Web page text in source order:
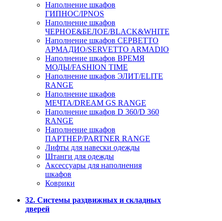
Наполнение шкафов
ГИПНОС/IPNOS
Наполнение шкафов
ЧЕРНОЕ&БЕЛОЕ/BLACK&WHITE
Наполнение шкафов СЕРВЕТТО
АРМАДИО/SERVETTO ARMADIO
Наполнение шкафов ВРЕМЯ
МОДЫ/FASHION TIME
Наполнение шкафов ЭЛИТ/ELITE
RANGE
Наполнение шкафов
МЕЧТА/DREAM GS RANGE
Наполнение шкафов D 360/D 360
RANGE
Наполнение шкафов
ПАРТНЕР/PARTNER RANGE
Лифты для навески одежды
Штанги для одежды
Аксессуары для наполнения
шкафов
Коврики
32. Системы раздвижных и складных
дверей